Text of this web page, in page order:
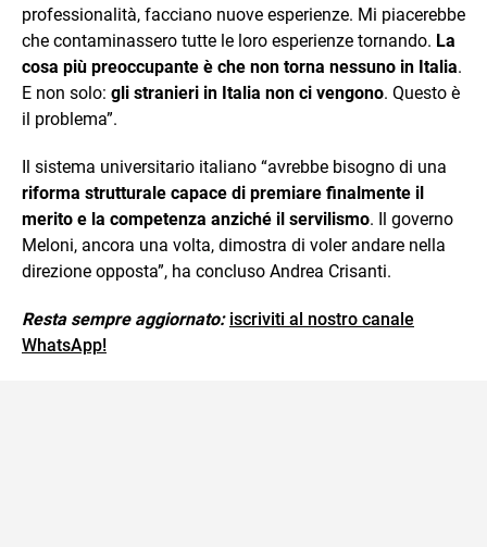
professionalità, facciano nuove esperienze. Mi piacerebbe
che contaminassero tutte le loro esperienze tornando. La
cosa più preoccupante è che non torna nessuno in Italia.
E non solo: gli stranieri in Italia non ci vengono. Questo è
il problema”.
Il sistema universitario italiano “avrebbe bisogno di una
riforma strutturale capace di premiare finalmente il
merito e la competenza anziché il servilismo. Il governo
Meloni, ancora una volta, dimostra di voler andare nella
direzione opposta”, ha concluso Andrea Crisanti.
Resta sempre aggiornato: iscriviti al nostro canale
WhatsApp!